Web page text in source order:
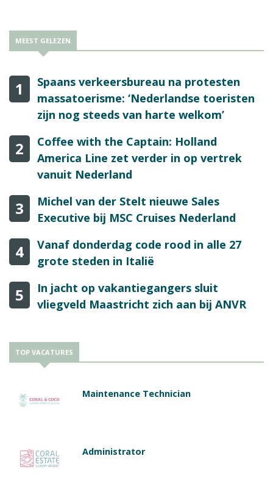
MEEST GELEZEN
1
Spaans verkeersbureau na protesten
massatoerisme: ‘Nederlandse toeristen
zijn nog steeds van harte welkom’
2
Coffee with the Captain: Holland
America Line zet verder in op vertrek
vanuit Nederland
3
Michel van der Stelt nieuwe Sales
Executive bij MSC Cruises Nederland
4
Vanaf donderdag code rood in alle 27
grote steden in Italië
5
In jacht op vakantiegangers sluit
vliegveld Maastricht zich aan bij ANVR
TOP VACATURES
Maintenance Technician
Administrator